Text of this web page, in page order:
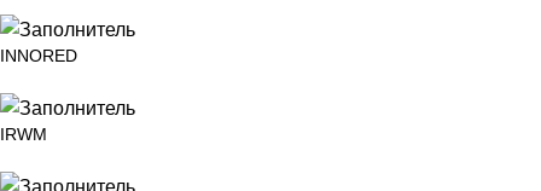
INNORED
IRWM